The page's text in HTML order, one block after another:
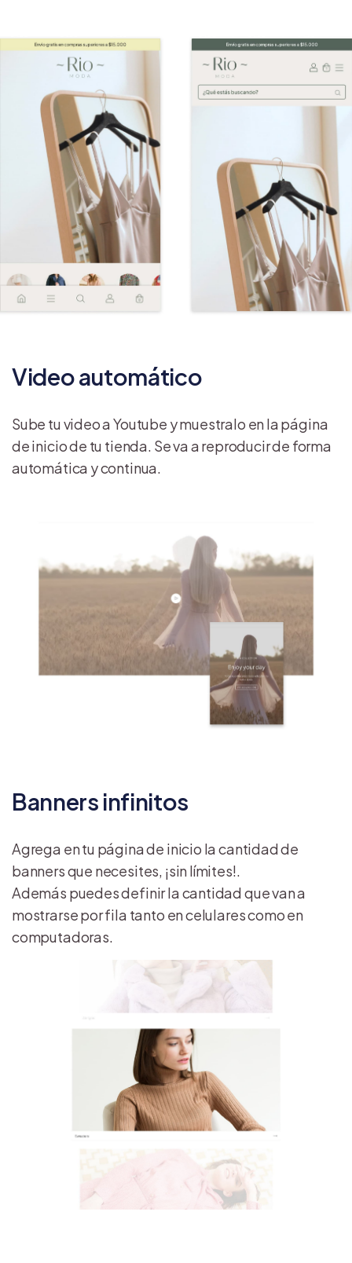
Video automático
Sube tu video a Youtube y muestralo en la página
de inicio de tu tienda. Se va a reproducir de forma
automática y continua.
Banners infinitos
Agrega en tu página de inicio la cantidad de
banners que necesites, ¡sin límites!.
Además puedes definir la cantidad que van a
mostrarse por fila tanto en celulares como en
computadoras.